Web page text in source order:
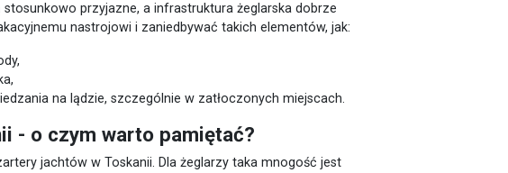
przyjazne, a infrastruktura żeglarska dobrze
nastrojowi i zaniedbywać takich elementów, jak:
na lądzie, szczególnie w zatłoczonych miejscach.
- o czym warto pamiętać?
jachtów w Toskanii. Dla żeglarzy taka mnogość jest